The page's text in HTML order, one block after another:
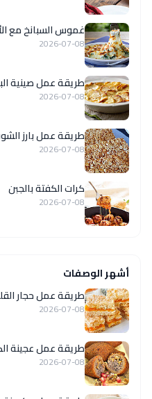
غموس السبانخ مع
2026-07-08
طريقة عمل صينية
2026-07-08
طريقة عمل بارز
2026-07-08
كرات الكفتة بالجبن
2026-07-08
أشهر الوصفات
طريقة عمل حجار
2026-07-08
طريقة عمل عجينة
2026-07-08